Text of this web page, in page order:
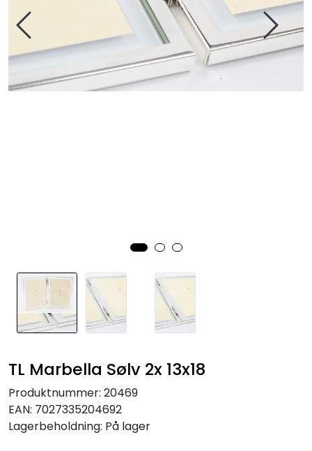
TL Marbella Sølv 2x 13x18
Produktnummer: 20469
EAN: 7027335204692
Lagerbeholdning: På lager
Speil
Trykk av bilder/skilt og innramming
SOMMEROUTLET